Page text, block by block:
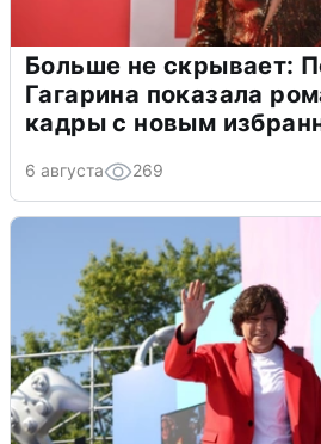
Больше не скрывает:
Гагарина показала
кадры с новым
6 августа 269